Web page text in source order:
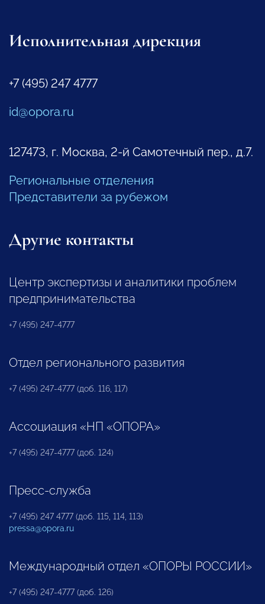
Исполнительная дирекция
+7 (495) 247 4777
id@opora.ru
127473, г. Москва, 2-й Самотечный пер., д.7.
Региональные отделения
Представители за рубежом
Другие контакты
Центр экспертизы и аналитики проблем
предпринимательства
+7 (495) 247-4777
Отдел регионального развития
+7 (495) 247-4777 (доб. 116, 117)
Ассоциация «НП «ОПОРА»
+7 (495) 247-4777 (доб. 124)
Пресс-служба
+7 (495) 247 4777 (доб. 115, 114, 113)
pressa@opora.ru
Международный отдел «ОПОРЫ РОССИИ»
+7 (495) 247-4777 (доб. 126)